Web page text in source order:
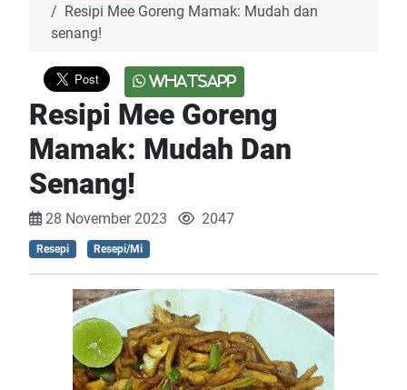
Resipi Mee Goreng Mamak: Mudah dan
senang!
WhatsApp
Resipi Mee Goreng
Mamak: Mudah Dan
Senang!
28 November 2023 2047
Resepi Resepi/Mi